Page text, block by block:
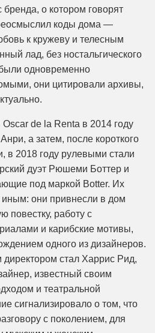
бренда, о котором говорят
коды дома —
к кружеву и телесным
лад, без ностальгического
одновременно
они цитировали архивы,
de la Renta в 2014 году
а затем, после короткого
в 2018 году рулевыми стали
дуэт Рюшеми Боттер и
под маркой Botter. Их
они привнесли в дом
повестку, работу с
и карибские мотивы,
одного из дизайнеров.
директором стал Харрис Рид,
известный своим
и театральной
сигнализировало о том, что
с поколением, для